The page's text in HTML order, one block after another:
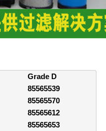
Grade D
85565539
85565570
85565612
85565653